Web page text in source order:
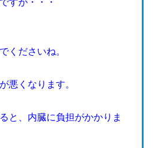
すが・・・
くださいね。
悪くなります。
と、内臓に負担がかかりま